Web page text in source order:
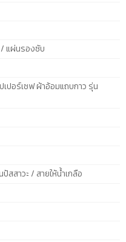
แผ่นรองซับ
ปอร์เซฟ ผ้าอ้อมแถบกาว รุ่น
สาวะ / สายให้น้ำเกลือ